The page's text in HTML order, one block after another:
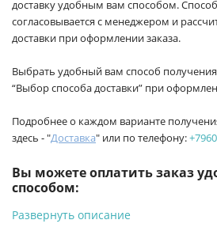
доставку удобным вам способом.
согласовывается с менеджером и
доставки при оформлении заказа.
Выбрать удобный вам способ
“Выбор способа доставки” при
Подробнее о каждом варианте
здесь - "Доставка" или по телефону:
Вы можете оплатить заказ
способом:
-Банковской картой на сайте
Развернуть описание